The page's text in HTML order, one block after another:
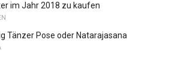
im Jahr 2018 zu kaufen
Tänzer Pose oder Natarajasana